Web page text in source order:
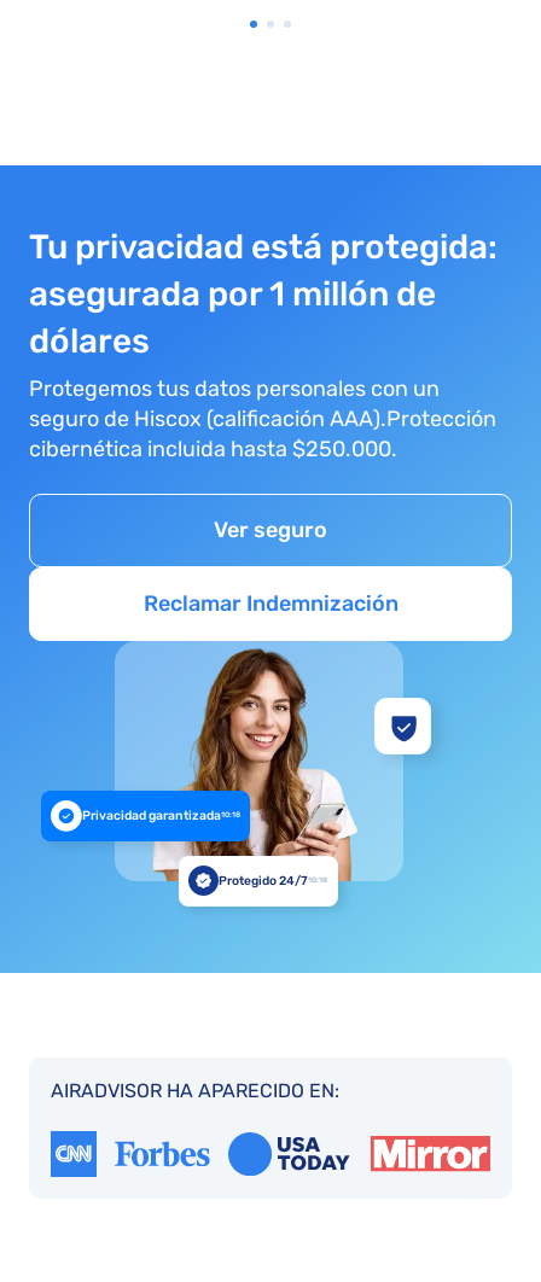
Tu privacidad está protegida:
asegurada por 1 millón de
dólares
Protegemos tus datos personales con un
seguro de Hiscox (calificación AAA).Protección
cibernética incluida hasta $250.000.
Ver seguro
Reclamar Indemnización
Privacidad garantizada10:18
Protegido 24/710:18
AIRADVISOR HA APARECIDO EN: